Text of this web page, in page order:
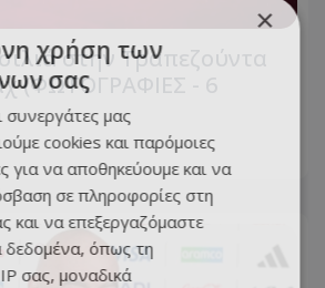
στην Τραπεζούντα
(ΦΩΤΟΓΡΑΦΙΕΣ - 6
×
χρήση των
σας
συνεργάτες μας
cookies και παρόμοιες
για να αποθηκεύουμε και να
σε πληροφορίες στη
και να επεξεργαζόμαστε
όπως τη
σας, μοναδικά